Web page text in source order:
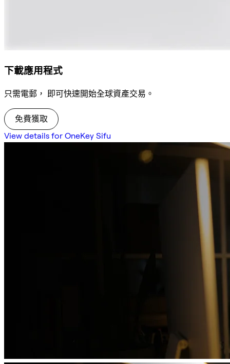
下載應用程式
只需電郵， 即可快速開始全球資產交易。
免費獲取
View details for OneKey Sifu